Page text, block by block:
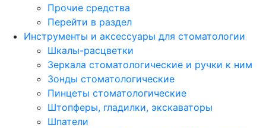
Прочие средства
Перейти в раздел
Инструменты и аксессуары для стоматологии
Шкалы-расцветки
Зеркала стоматологические и ручки к ним
Зонды стоматологические
Пинцеты стоматологические
Штопферы, гладилки, экскаваторы
Шпатели